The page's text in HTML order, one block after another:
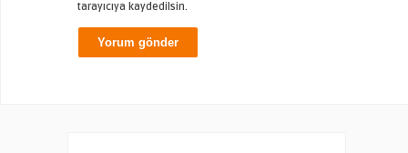
tarayıcıya kaydedilsin.